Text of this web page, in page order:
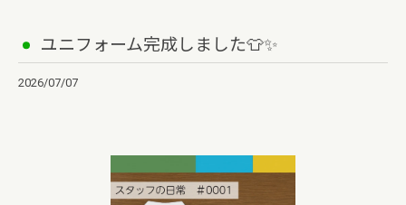
ユニフォーム完成しました👕✨
2026/07/07